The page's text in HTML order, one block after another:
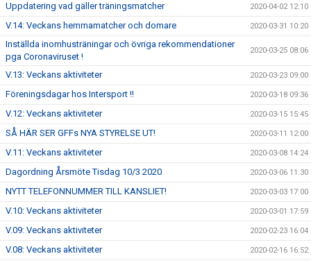
Uppdatering vad gäller träningsmatcher 2020-04-02 12:10
V.14: Veckans hemmamatcher och domare 2020-03-31 10:20
Inställda inomhusträningar och övriga rekommendationer
pga Coronaviruset !
2020-03-25 08:06
V.13: Veckans aktiviteter 2020-03-23 09:00
Föreningsdagar hos Intersport !! 2020-03-18 09:36
V.12: Veckans aktiviteter 2020-03-15 15:45
SÅ HÄR SER GFFs NYA STYRELSE UT! 2020-03-11 12:00
V.11: Veckans aktiviteter 2020-03-08 14:24
Dagordning Årsmöte Tisdag 10/3 2020 2020-03-06 11:30
NYTT TELEFONNUMMER TILL KANSLIET! 2020-03-03 17:00
V.10: Veckans aktiviteter 2020-03-01 17:59
V.09: Veckans aktiviteter 2020-02-23 16:04
V.08: Veckans aktiviteter 2020-02-16 16:52